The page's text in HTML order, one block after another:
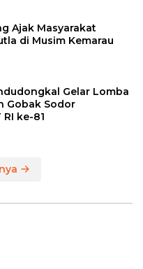
Ajak Masyarakat
di Musim Kemarau
Gelar Lomba
Gobak Sodor
ke-81